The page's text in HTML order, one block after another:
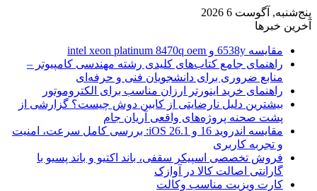
پنج‌شنبه, آگوست 6 2026
آخرین خبرها
مقایسه 6538y و intel xeon platinum 8470q oem
راهنمای جامع کتاب‌های کلیدی رشته مهندسی کامپیوتر –
منابع ضروری برای دانشجویان فنی و حرفه‌ای
راهنمای خرید اینورتر ارزان مناسب برای الکتروموتور
بیشترین دلیل نارضایتی از کابین دوش چیست؟ گزارشی از
پشت صحنه پروژه‌های واقعی آریان جام
مقایسه اندروید 16 و iOS 26.1: بررسی کامل سرعت، امنیت
و تجربه کاربری
فروش تخصصی اسپیکر سقفی، باند اکتیو و باند پسیو با
گارانتی اصالت کالا در آوازک
کارت ویزیت مناسب وکالت